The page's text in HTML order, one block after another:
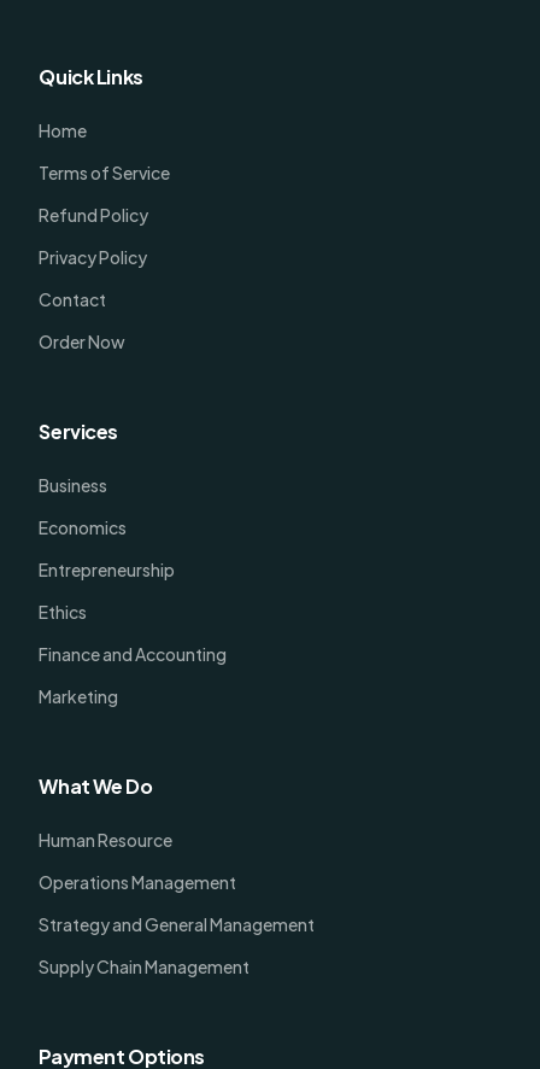
Quick Links
Home
Terms of Service
Refund Policy
Privacy Policy
Contact
Order Now
Services
Business
Economics
Entrepreneurship
Ethics
Finance and Accounting
Marketing
What We Do
Human Resource
Operations Management
Strategy and General Management
Supply Chain Management
Payment Options